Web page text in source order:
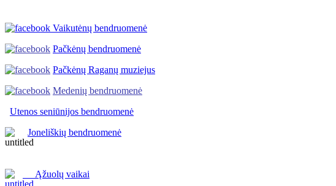
Vaikutėnų bendruomenė
Pačkėnų bendruomenė
Pačkėnų Raganų muziejus
Medenių bendruomenė
Utenos seniūnijos bendruomenė
Joneliškių bendruomenė
Ąžuolų vaikai